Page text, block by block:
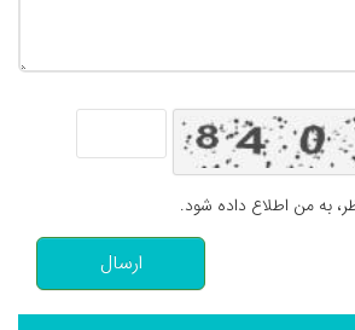
به من اطلاع داده شود.
ارسال